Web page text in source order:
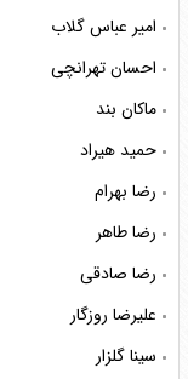
امیر عباس گلاب
احسان تهرانچی
ماکان بند
حمید هیراد
رضا بهرام
رضا طاهر
رضا صادقی
علیرضا روزگار
سینا گلزار